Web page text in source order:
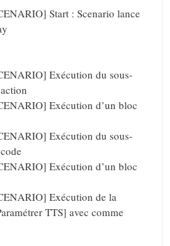
Start : Scenario lance
Exécution du sous-
Exécution d’un bloc
Exécution du sous-
Exécution d’un bloc
Exécution de la
TTS] avec comme